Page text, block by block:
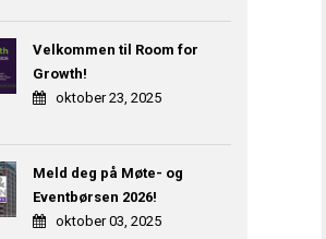
Velkommen til Room for
Growth!
oktober 23, 2025
Meld deg på Møte- og
Eventbørsen 2026!
oktober 03, 2025